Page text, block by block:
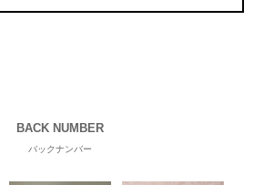
BACK NUMBER
バックナンバー